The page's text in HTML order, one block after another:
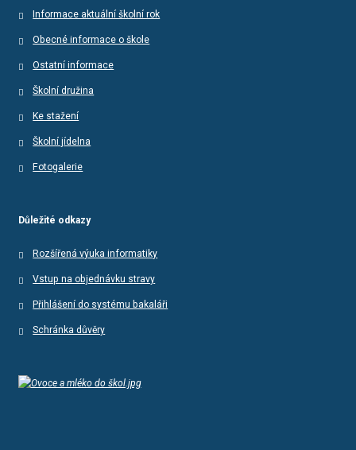
Informace aktuální školní rok
Obecné informace o škole
Ostatní informace
Školní družina
Ke stažení
Školní jídelna
Fotogalerie
Důležité odkazy
Rozšířená výuka informatiky
Vstup na objednávku stravy
Přihlášení do systému bakaláři
Schránka důvěry